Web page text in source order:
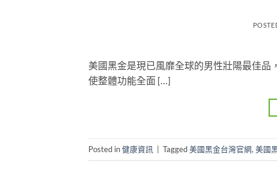
美國黑金是現已風靡全球的男性壯陽最佳
使整體功能全面 […]
Posted in健康資訊 Tagged美國黑金台灣官網, 美國